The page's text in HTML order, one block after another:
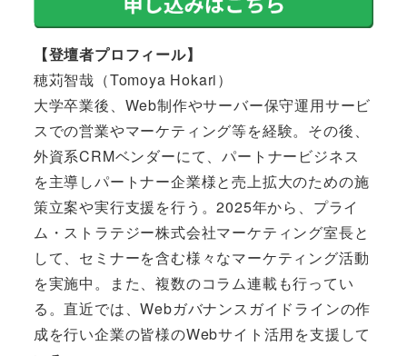
【登壇者プロフィール】
穂苅智哉（Tomoya Hokari）
大学卒業後、Web制作やサーバー保守運用サービ
スでの営業やマーケティング等を経験。その後、
外資系CRMベンダーにて、パートナービジネス
を主導しパートナー企業様と売上拡大のための施
策立案や実行支援を行う。2025年から、プライ
ム・ストラテジー株式会社マーケティング室長と
して、セミナーを含む様々なマーケティング活動
を実施中。また、複数のコラム連載も行ってい
る。直近では、Webガバナンスガイドラインの作
成を行い企業の皆様のWebサイト活用を支援して